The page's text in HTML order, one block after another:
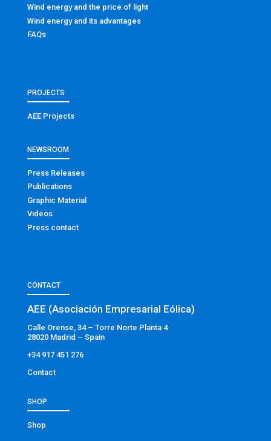
Wind energy and the price of light
Wind energy and its advantages
FAQs
PROJECTS
AEE Projects
NEWSROOM
Press Releases
Publications
Graphic Material
Videos
Press contact
CONTACT
AEE (Asociación Empresarial Eólica)
Calle Orense, 34 – Torre Norte Planta 4
28020 Madrid – Spain
+34 917 451 276
Contact
SHOP
Shop